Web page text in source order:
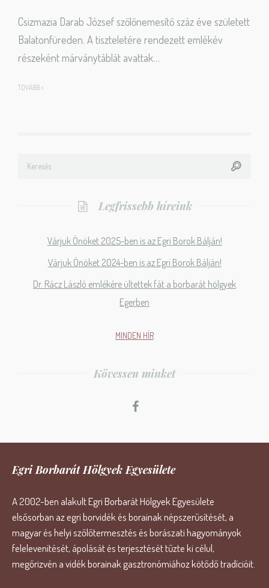
Csizmazia Darab József szőlőnemesítő száz éve született
Balatonfüreden. A tiszteletére rendezett emlékév
részeként márványtáblát avattak…
TOVÁBB >
Legfrissebb híreink
Várjuk Önöket 2025-ben is az Egri Borok Bálján!
Várjuk Önöket 2024-ben is az Egri Borok Bálján!
Dr. Rácz László emlékére ültettek fát a borbarát hölgyek
Egerben
MINDEN HÍR
Kövessen minket
Egri Borbarát Hölgyek Egyesülete
A 2002-ben alakult Egri Borbarát Hölgyek Egyesülete
elsősorban az egri borvidék és borainak népszerűsítését, a
magyar és helyi szőlőtermesztés és borászati hagyományok
felelevenítését, ápolását és terjesztését tűzte ki célul,
megőrizvén a vidék borainak gasztronómiához kötődő tradícióit.